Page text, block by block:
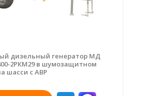
дизельный генератор МД
2РКМ29 в шумозащитном
шасси с АВР